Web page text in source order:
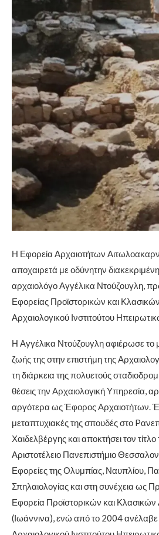
Η Εφορεία Αρχαιοτήτων
αποχαιρετά με οδύνητην
αρχαιολόγο Αγγέλικα Ντούζουγλη,
Εφορείας Προϊστορικών και
Αρχαιολογικού Ινστιτούτου
Η Αγγέλικα Ντούζουγλη αφιέρωσε το
ζωής της στην επιστήμη της
τη διάρκεια της πολυετούς
θέσεις την Αρχαιολογική Υπηρεσία,
αργότερα ως Έφορος Αρχαιοτήτων.
μεταπτυχιακές της σπουδές στο P
Χαιδελβέργης και αποκτήσει τον
Αριστοτέλειο Πανεπιστήμιο
Εφορείες της Ολυμπίας, Ναυπλίου,
Σπηλαιολογίας και στη συνέχεια ως
Εφορεία Προϊστορικών και Κλασικών
(Ιωάννινα), ενώ από το 2004 ανέλαβε